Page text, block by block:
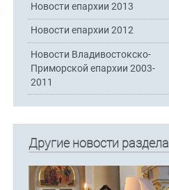
Новости епархии 2013
Новости епархии 2012
Новости Владивостокско-
Приморской епархии 2003-
2011
Другие новости раздела